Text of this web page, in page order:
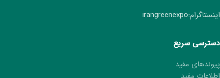
اینستاگرام:irangreenexpo
دسترسی سریع
پیوندهای مفید